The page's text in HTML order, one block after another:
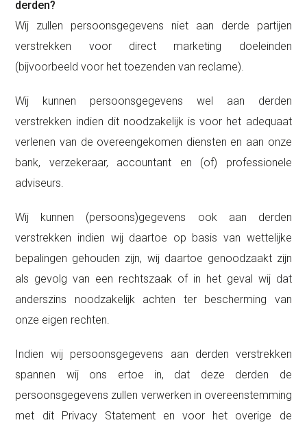
derden?
Wij zullen persoonsgegevens niet aan derde partijen
verstrekken voor direct marketing doeleinden
(bijvoorbeeld voor het toezenden van reclame).
Wij kunnen persoonsgegevens wel aan derden
verstrekken indien dit noodzakelijk is voor het adequaat
verlenen van de overeengekomen diensten en aan onze
bank, verzekeraar, accountant en (of) professionele
adviseurs.
Wij kunnen (persoons)gegevens ook aan derden
verstrekken indien wij daartoe op basis van wettelijke
bepalingen gehouden zijn, wij daartoe genoodzaakt zijn
als gevolg van een rechtszaak of in het geval wij dat
anderszins noodzakelijk achten ter bescherming van
onze eigen rechten.
Indien wij persoonsgegevens aan derden verstrekken
spannen wij ons ertoe in, dat deze derden de
persoonsgegevens zullen verwerken in overeenstemming
met dit Privacy Statement en voor het overige de